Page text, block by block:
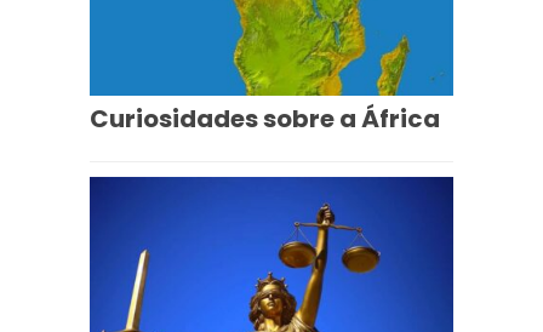
Curiosidades sobre a África